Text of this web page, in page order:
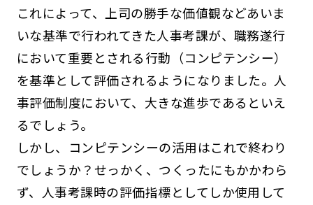
これによって、上司の勝手な価値観などあいま
いな基準で行われてきた人事考課が、職務遂行
において重要とされる行動（コンピテンシー）
を基準として評価されるようになりました。人
事評価制度において、大きな進歩であるといえ
るでしょう。
しかし、コンピテンシーの活用はこれで終わり
でしょうか？せっかく、つくったにもかかわら
ず、人事考課時の評価指標としてしか使用して